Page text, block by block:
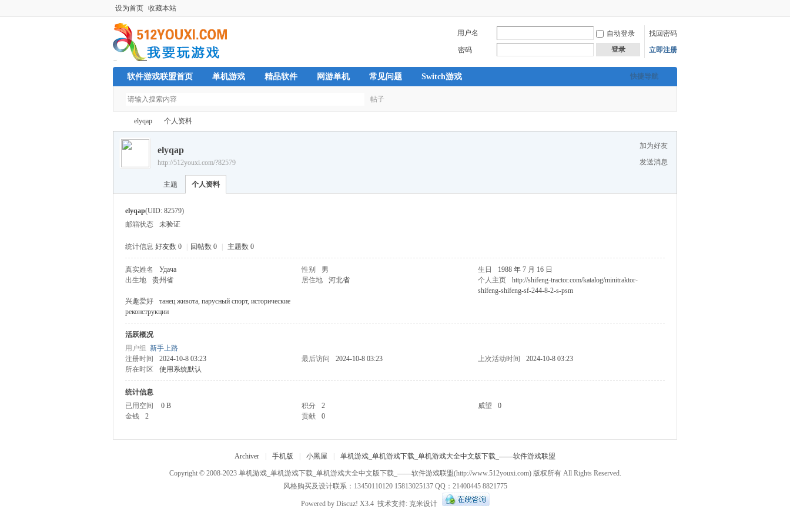
设为首页 收藏本站
用户名 自动登录
找回密码
密码
登录 立即注册
快捷导航
软件游戏联盟首页 单机游戏 精品软件 网游单机 常见问题 Switch游戏
帖子
›
elyqap 个人资料
加为好友
发送消息
elyqap
http://512youxi.com/?82579
主题 个人资料
elyqap(UID: 82579)
邮箱状态
未验证
统计信息 好友数 0 回帖数 0 主题数 0
真实姓名 Удача 性别 男 生日
1988 年 7 月 16 日
出生地
贵州省 居住地 河北省 个人主页
http://shifeng-tractor.com/katalog/minitraktor-
shifeng-shifeng-sf-244-8-2-s-psm
兴趣爱好
танец живота, парусный спорт, исторические
реконструкции
活跃概况
用户组 新手上路
注册时间
2024-10-8 03:23 最后访问 2024-10-8 03:23 上次活动时间
2024-10-8 03:23
所在时区
使用系统默认
统计信息
已用空间
0 B 积分 2 威望
0
金钱
2 贡献 0
Archiver 手机版 小黑屋 单机游戏_单机游戏下载_单机游戏大全中文版下载_——软件游戏联盟
Copyright © 2008-2023 单机游戏_单机游戏下载_单机游戏大全中文版下载_——软件游戏联盟(http://www.512youxi.com) 版权所有 All Rights Reserved.
风格购买及设计联系：13450110120 15813025137 QQ：21400445 8821775
Powered by Discuz! X3.4 技术支持: 克米设计